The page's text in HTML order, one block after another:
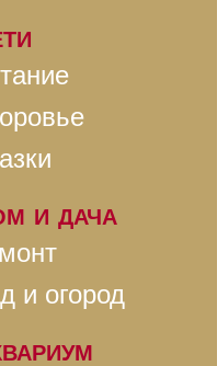
и дача
и огород